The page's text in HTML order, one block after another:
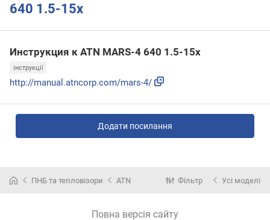
640 1.5-15x
Инструкция к ATN MARS-4 640 1.5-15x
інструкції
http://manual.atncorp.com/mars-4/
Додати посилання
ПНБ та тепловізори ATN Фільтр Усі моделі
Повна версія сайту